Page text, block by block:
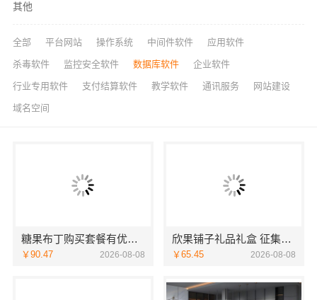
其他
全部 平台网站 操作系统 中间件软件 应用软件
杀毒软件 监控安全软件 数据库软件 企业软件
行业专用软件 支付结算软件 教学软件 通讯服务 网站建设
域名空间
糖果布丁购买套餐有优惠吗
￥90.47 2026-08-08
欣果铺子礼品礼盒 征集所有顾客对产品的意见
￥65.45 2026-08-08